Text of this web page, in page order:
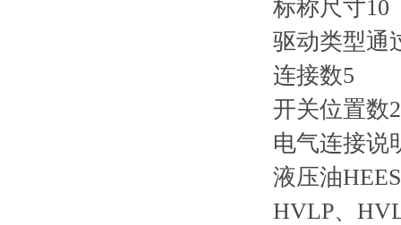
标称尺寸10
驱动类型通
连接数5
开关位置数2
电气连接说
液压油
HVLP、